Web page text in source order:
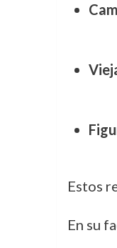
Estos
En su